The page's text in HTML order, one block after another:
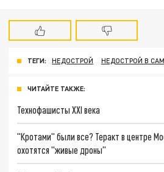
ТЕГИ: НЕДОСТРОЙ НЕДОСТРОЙ В
ЧИТАЙТЕ ТАКЖЕ:
Технофашисты XXI века
"Кротами" были все? Теракт в центре
охотятся "живые дроны"